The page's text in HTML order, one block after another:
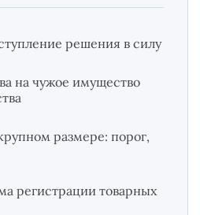
решения в силу
на чужое имущество
размере: порог,
регистрации товарных